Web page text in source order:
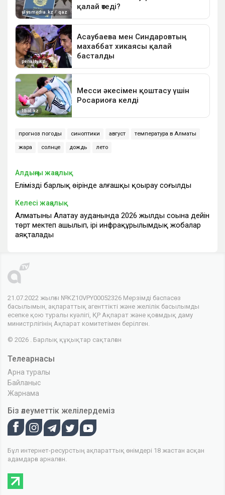
прогноз погоды синоптики август температура в Алматы
жара солнце дождь лето
Алдыңғы жаңалық
Еліміздің барлық өңірінде алғашқы қоңырау соғылды
Келесі жаңалық
Алматының Алатау ауданында 2026 жылдың соңына дейін
төрт мектеп ашылып, ірі инфрақұрылымдық жобалар
аяқталады
21.07.2022 жылғы №KZ10VPY00052326 Мерзімді баспасөз
басылымын, ақпараттық агенттікті және желілік басылымды
есепке қою туралы куәлігі, ҚР Ақпарат және қоғамдық даму
министрлігінің Ақпарат комитетімен берілген.
© 2026 . Барлық құқықтар сақталған
Телеарнасы
Арна туралы
Байланыс
Жарнама
Біз әлеуметтік желілердеміз
Бұл интернет-ресурстың ақпараттық өнімдері 18 жастан асқан
адамдарға арналған.